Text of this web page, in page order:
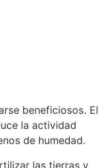
beneficiosos. El
la actividad
de humedad.
las tierras y